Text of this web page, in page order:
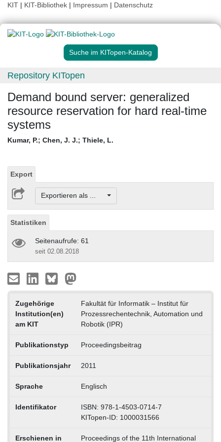
KIT | KIT-Bibliothek | Impressum | Datenschutz
Suche im KITopen-Katalog
Repository KITopen
Demand bound server: generalized
resource reservation for hard real-time
systems
Kumar, P.; Chen, J. J.; Thiele, L.
Export
Exportieren als ...
Statistiken
Seitenaufrufe: 61
seit 02.08.2018
Zugehörige
Institution(en)
am KIT
Fakultät für Informatik – Institut für
Prozessrechentechnik, Automation und
Robotik (IPR)
Publikationstyp Proceedingsbeitrag
Publikationsjahr 2011
Sprache Englisch
Identifikator
ISBN: 978-1-4503-0714-7
KITopen-ID: 1000031566
Erschienen in Proceedings of the 11th International